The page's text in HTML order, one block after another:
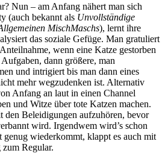
Nun – am Anfang nähert man sich
(auch bekannt als Unvollständige
MischMaschs), lernt ihre
das soziale Gefüge. Man gratuliert
wenn eine Katze gestorben
dann größere, man
und intrigiert bis man dann eines
mehr wegzudenken ist. Alternativ
Anfang an laut in einen Channel
und Witze über tote Katzen machen.
den Beleidigungen aufzuhören, bevor
wird. Irgendwem wird’s schon
genug wiederkommt, klappt es auch mit
Regular.